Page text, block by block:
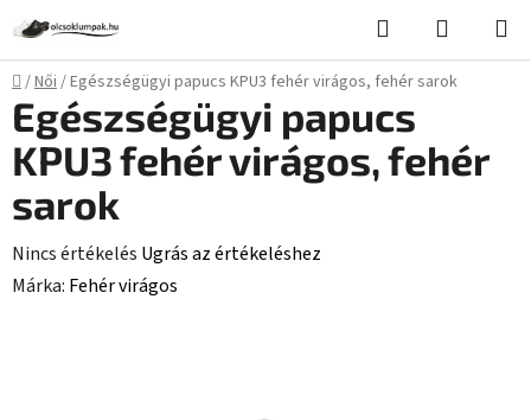
fő
tartalomhoz
Keresés KOSÁR
Kezdőlap
/Női/Egészségügyi papucs KPU3 fehér virágos, fehér sarok
Egészségügyi papucs
KPU3 fehér virágos, fehér
sarok
A
termék
Nincs értékelés Ugrás az értékeléshez
Márka: Fehér virágos